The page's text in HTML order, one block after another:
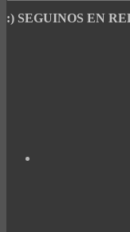
:) SEGUINOS EN